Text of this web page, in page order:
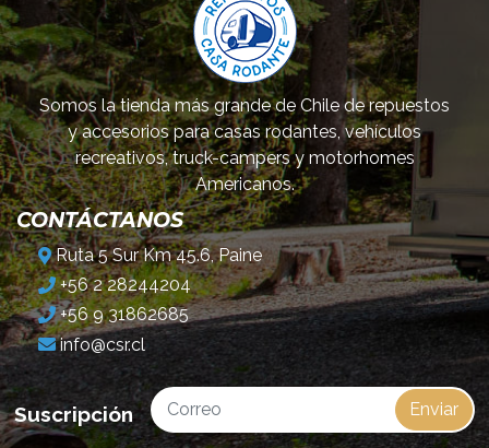
Somos la tienda más grande de Chile de repuestos
y accesorios para casas rodantes, vehículos
recreativos, truck-campers y motorhomes
Americanos.
CONTÁCTANOS
Ruta 5 Sur Km 45.6, Paine
+56 2 28244204
+56 9 31862685
info@csr.cl
Suscripción Enviar